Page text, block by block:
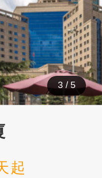
3 / 5
起